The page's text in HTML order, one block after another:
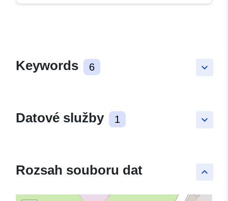
keyboard_arrow_down
Keywords 6
keyboard_arrow_down
Datové služby 1
keyboard_arrow_up
Rozsah souboru dat